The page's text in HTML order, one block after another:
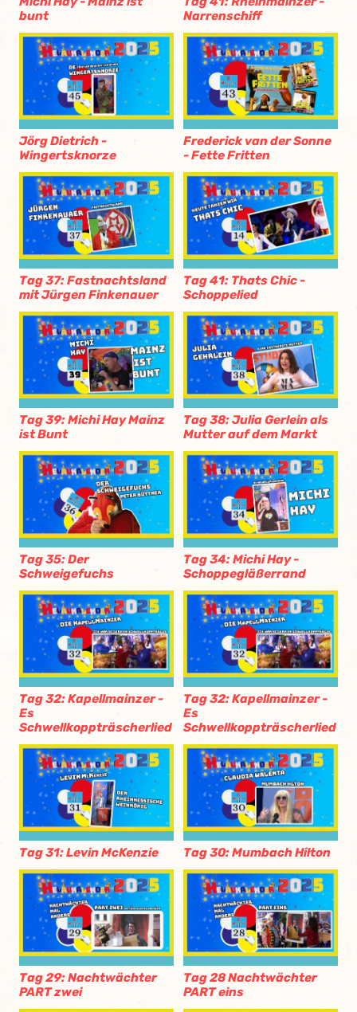
bunt
Narrenschiff
Jörg Dietrich -
Wingertsknorze
Frederick van der Sonne
- Fette Fritten
Tag 37: Fastnachtsland
mit Jürgen Finkenauer
Tag 41: Thats Chic -
Schoppelied
Tag 39: Michi Hay Mainz
ist Bunt
Tag 38: Julia Gerlein als
Mutter auf dem Markt
Tag 35: Der
Schweigefuchs
Tag 34: Michi Hay -
Schoppegläßerrand
Tag 32: Kapellmainzer -
Es
Schwellkoppträscherlied
Tag 32: Kapellmainzer -
Es
Schwellkoppträscherlied
Tag 31: Levin McKenzie Tag 30: Mumbach Hilton
Tag 29: Nachtwächter
PART zwei
Tag 28 Nachtwächter
PART eins